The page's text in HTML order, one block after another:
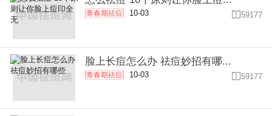
青春期祛痘 10-03 59177
脸上长痘怎么办 祛痘妙招有哪...
青春期祛痘 10-03 59177